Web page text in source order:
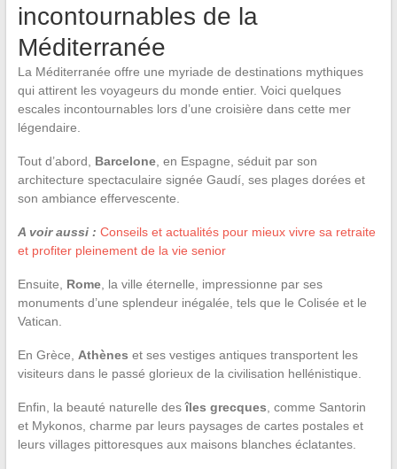
incontournables de la
Méditerranée
La Méditerranée offre une myriade de destinations mythiques
qui attirent les voyageurs du monde entier. Voici quelques
escales incontournables lors d’une croisière dans cette mer
légendaire.
Tout d’abord, Barcelone, en Espagne, séduit par son
architecture spectaculaire signée Gaudí, ses plages dorées et
son ambiance effervescente.
A voir aussi : Conseils et actualités pour mieux vivre sa retraite
et profiter pleinement de la vie senior
Ensuite, Rome, la ville éternelle, impressionne par ses
monuments d’une splendeur inégalée, tels que le Colisée et le
Vatican.
En Grèce, Athènes et ses vestiges antiques transportent les
visiteurs dans le passé glorieux de la civilisation hellénistique.
Enfin, la beauté naturelle desîles grecques , comme Santorin
et Mykonos, charme par leurs paysages de cartes postales et
leurs villages pittoresques aux maisons blanches éclatantes.